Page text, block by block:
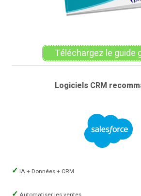
Téléchargez le guide
Logiciels CRM
IA + Données + CRM